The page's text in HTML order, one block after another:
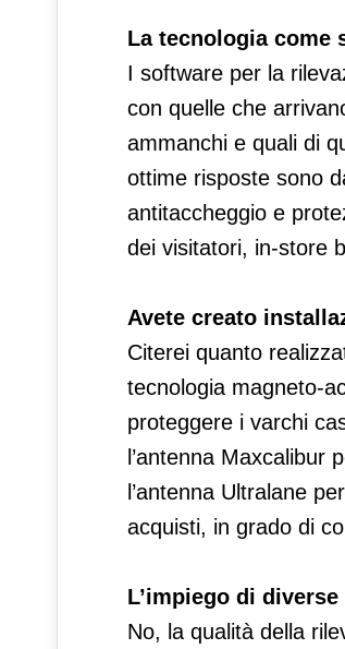
La tecnologia come
I software per la
con quelle che
ammanchi e quali di
ottime risposte sono
antitaccheggio e
dei visitatori, in-store
Avete creato
Citerei quanto
tecnologia magneto-
proteggere i varchi
l’antenna Maxcalibur
l’antenna Ultralane
acquisti, in grado di
L’impiego di
No, la qualità della